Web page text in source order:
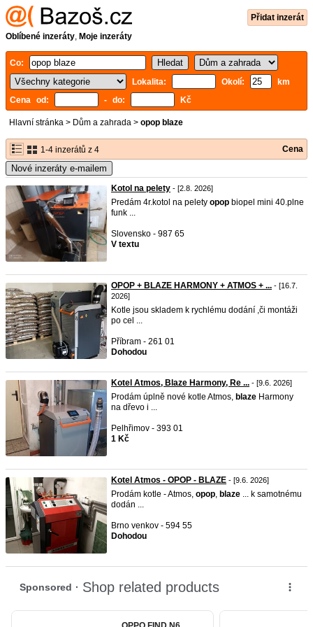
Přidat inzerát
Oblíbené inzeráty, Moje inzeráty
Co:
Lokalita:
Okolí:
km
Cena od:
- do: Kč
Hlavní stránka > Dům a zahrada > opop blaze
1-4 inzerátů z 4 Cena
Nové inzeráty e-mailem
Kotol na pelety - [2.8. 2026]
Predám 4r.kotol na pelety opop biopel mini 40.plne
funk ...
Slovensko - 987 65
V textu
OPOP + BLAZE HARMONY + ATMOS + ... - [16.7.
2026]
Kotle jsou skladem k rychlému dodání ,či montáži
po cel ...
Příbram - 261 01
Dohodou
Kotel Atmos, Blaze Harmony, Re ... - [9.6. 2026]
Prodám úplně nové kotle Atmos, blaze Harmony
na dřevo i ...
Pelhřimov - 393 01
1 Kč
Kotel Atmos - OPOP - BLAZE - [9.6. 2026]
Prodám kotle - Atmos, opop, blaze ... k samotnému
dodán ...
Brno venkov - 594 55
Dohodou